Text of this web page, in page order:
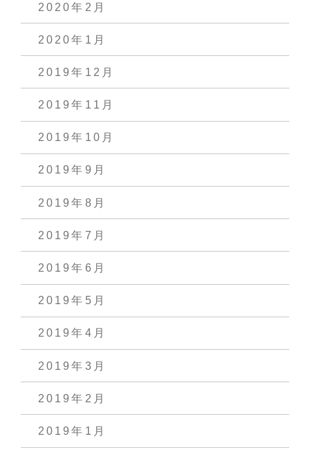
2020年2月
2020年1月
2019年12月
2019年11月
2019年10月
2019年9月
2019年8月
2019年7月
2019年6月
2019年5月
2019年4月
2019年3月
2019年2月
2019年1月